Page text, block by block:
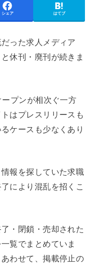
シェア はてブ
った求人メディア
休刊・廃刊が続きま
プンが相次ぐ一方
はプレスリリースも
ケースも少なくあり
報を探していた求職
により混乱を招くこ
・閉鎖・売却された
覧でまとめていま
わせて、掲載停止の